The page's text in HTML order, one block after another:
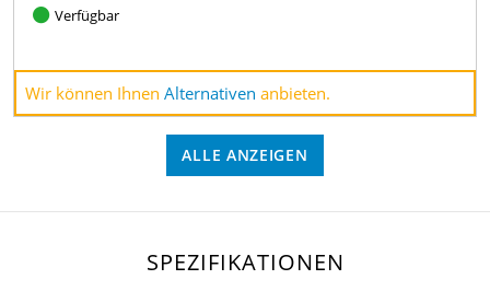
Verfügbar
Wir können Ihnen Alternativen anbieten.
ALLE ANZEIGEN
SPEZIFIKATIONEN